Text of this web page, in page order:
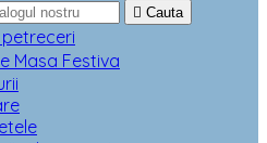
 Cauta
Masa Festiva